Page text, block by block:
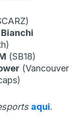
(SB18)
(Vancouver
aqui.